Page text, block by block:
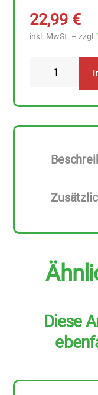
22,99 €
inkl. MwSt. – zzgl.
500
Diese